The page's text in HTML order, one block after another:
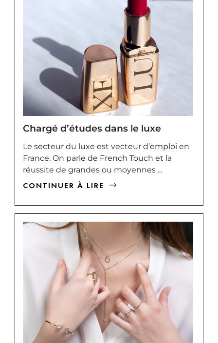
Chargé d’études dans le luxe
Le secteur du luxe est vecteur d’emploi en
France. On parle de French Touch et la
réussite de grandes ou moyennes ...
CONTINUER À LIRE